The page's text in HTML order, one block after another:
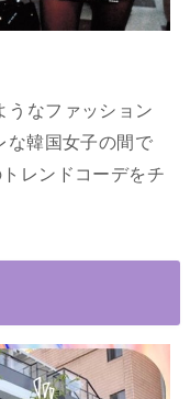
うなファッション
な韓国女子の間で
レンドコーデをチ